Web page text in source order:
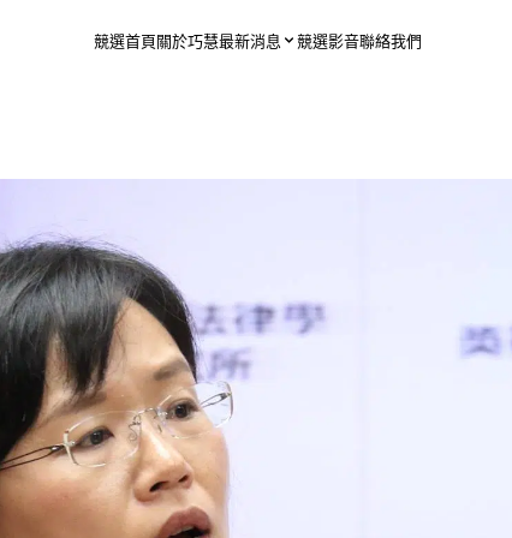
競選首頁關於巧慧最新消息 競選影音聯絡我們